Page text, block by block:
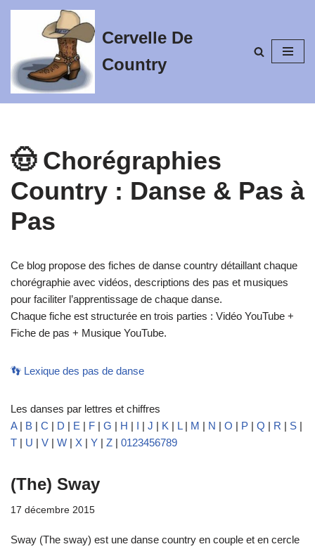
contenu
Cervelle De
Country
🤠 Chorégraphies
Country : Danse & Pas à
Pas
Ce blog propose des fiches de danse country détaillant chaque
chorégraphie avec vidéos, descriptions des pas et musiques
pour faciliter l’apprentissage de chaque danse.
Chaque fiche est structurée en trois parties : Vidéo YouTube +
Fiche de pas + Musique YouTube.
👣 Lexique des pas de danse
Les danses par lettres et chiffres
A| B | C | D | E | F | G | H | I | J | K | L| M | N | O | P | Q | R | S |
T | U | V | W | X | Y | Z | 0123456789
(The) Sway
17 décembre 2015
Sway (The sway) est une danse country en couple et en cercle